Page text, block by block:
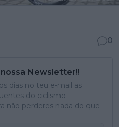
0
Newsletter!!
dias no teu e-mail as
do ciclismo
não perderes nada do que